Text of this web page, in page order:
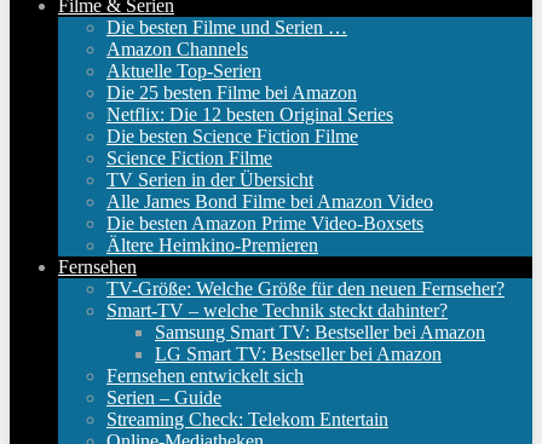
Filme & Serien
Die besten Filme und Serien …
Amazon Channels
Aktuelle Top-Serien
Die 25 besten Filme bei Amazon
Netflix: Die 12 besten Original Series
Die besten Science Fiction Filme
Science Fiction Filme
TV Serien in der Übersicht
Alle James Bond Filme bei Amazon Video
Die besten Amazon Prime Video-Boxsets
Ältere Heimkino-Premieren
Fernsehen
TV-Größe: Welche Größe für den neuen Fernseher?
Smart-TV – welche Technik steckt dahinter?
Samsung Smart TV: Bestseller bei Amazon
LG Smart TV: Bestseller bei Amazon
Fernsehen entwickelt sich
Serien – Guide
Streaming Check: Telekom Entertain